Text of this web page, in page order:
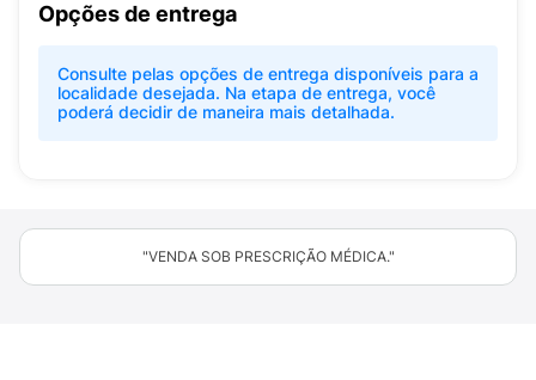
Opções de entrega
Consulte pelas opções de entrega disponíveis para a
localidade desejada. Na etapa de entrega, você
poderá decidir de maneira mais detalhada.
"VENDA SOB PRESCRIÇÃO MÉDICA."